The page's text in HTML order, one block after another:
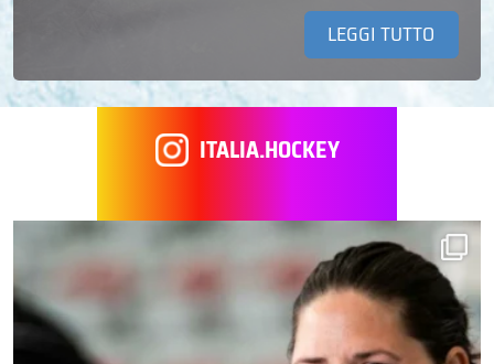
LEGGI TUTTO
ITALIA.HOCKEY